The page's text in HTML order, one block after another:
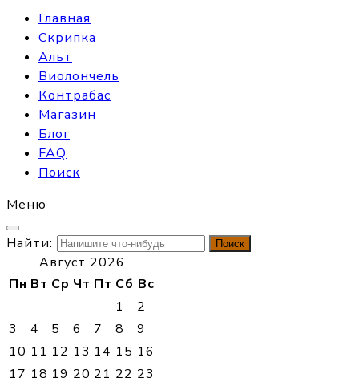
Главная
Скрипка
Альт
Виолончель
Контрабас
Магазин
Блог
FAQ
Поиск
Меню
Найти:
Август 2026
Пн Вт Ср Чт Пт Сб Вс
1
2
3
4 5 6 7 8
9
10 11 12 13 14 15 16
17 18 19 20 21 22 23